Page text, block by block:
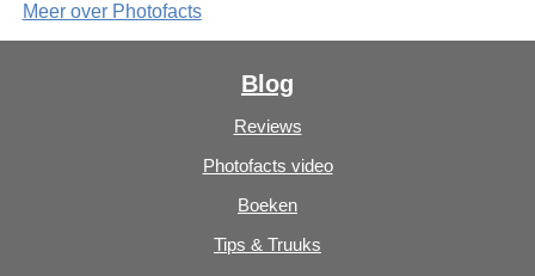
Meer over Photofacts
Blog
Reviews
Photofacts video
Boeken
Tips & Truuks